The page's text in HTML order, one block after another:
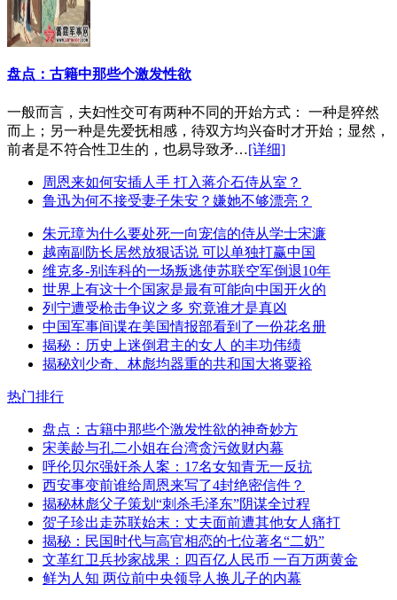
盘点：古籍中那些个激发性欲
一般而言，夫妇性交可有两种不同的开始方式： 一种是猝然
而上；另一种是先爱抚相感，待双方均兴奋时才开始；显然，
前者是不符合性卫生的，也易导致矛…[详细]
周恩来如何安插人手 打入蒋介石侍从室？
鲁迅为何不接受妻子朱安？嫌她不够漂亮？
朱元璋为什么要处死一向宠信的侍从学士宋濂
越南副防长居然放狠话说 可以单独打赢中国
维克多-别连科的一场叛逃使苏联空军倒退10年
世界上有这十个国家是最有可能向中国开火的
列宁遭受枪击争议之多 究竟谁才是真凶
中国军事间谍在美国情报部看到了一份花名册
揭秘：历史上迷倒君主的女人 的丰功伟绩
揭秘刘少奇、林彪均器重的共和国大将粟裕
热门排行
盘点：古籍中那些个激发性欲的神奇妙方
宋美龄与孔二小姐在台湾贪污敛财内幕
呼伦贝尔强奸杀人案：17名女知青无一反抗
西安事变前谁给周恩来写了4封绝密信件？
揭秘林彪父子策划“刺杀毛泽东”阴谋全过程
贺子珍出走苏联始末：丈夫面前遭其他女人痛打
揭秘：民国时代与高官相恋的七位著名“二奶”
文革红卫兵抄家战果：四百亿人民币 一百万两黄金
鲜为人知 两位前中央领导人换儿子的内幕